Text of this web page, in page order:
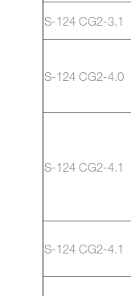
S-124 CG2-3.1
S-124 CG2-4.0
S-124 CG2-4.1
S-124 CG2-4.1